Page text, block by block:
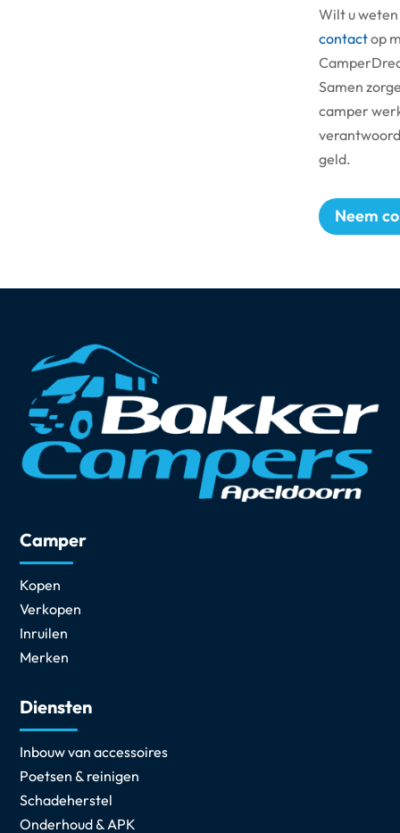
Wilt u
contactop
Samen
camper
geld.
Neem
Camper
Kopen
Verkopen
Inruilen
Merken
Diensten
Inbouw van accessoires
Poetsen & reinigen
Schadeherstel
Onderhoud & APK